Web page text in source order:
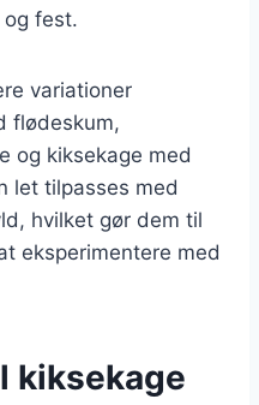
fest.
variationer
flødeskum,
og kiksekage med
let tilpasses med
hvilket gør dem til
eksperimentere med
kiksekage